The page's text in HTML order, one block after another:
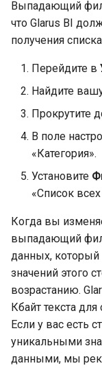
Выпадающий
что Glarus BI
получения
Перейдите в
Найдите
Прокрутите
В поле
«Категория».
Установите
«Список
Когда вы
выпадающий
данных,
значений этого
возрастанию.
Кбайт текста
Если у вас есть
уникальными
данными, мы